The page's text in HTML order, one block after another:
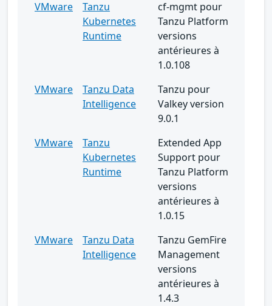
VMware
Tanzu
Kubernetes
Runtime
cf-mgmt pour
Tanzu Platform
versions
antérieures à
1.0.108
VMware
Tanzu Data
Intelligence
Tanzu pour
Valkey version
9.0.1
VMware
Tanzu
Kubernetes
Runtime
Extended App
Support pour
Tanzu Platform
versions
antérieures à
1.0.15
VMware
Tanzu Data
Intelligence
Tanzu GemFire
Management
versions
antérieures à
1.4.3